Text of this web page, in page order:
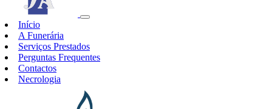
Início
A Funerária
Serviços Prestados
Perguntas Frequentes
Contactos
Necrologia